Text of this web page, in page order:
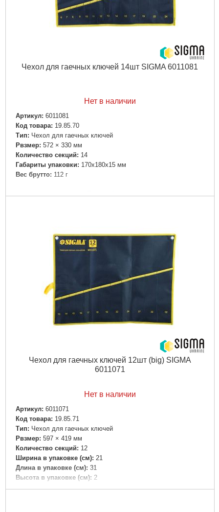
Чехол для гаечных ключей 14шт SIGMA 6011081
Нет в наличии
Артикул: 6011081
Код товара: 19.85.70
Tип: Чехол для гаечных ключей
Рвзмер: 572 × 330 мм
Количество секций: 14
Габариты упаковки: 170x180x15 мм
Вес брутто: 112 г
Подробнее...
Чехол для гаечных ключей 12шт (big) SIGMA
6011071
Нет в наличии
Артикул: 6011071
Код товара: 19.85.71
Tип: Чехол для гаечных ключей
Рвзмер: 597 × 419 мм
Количество секций: 12
Ширина в упаковке (см): 21
Длина в упаковке (см): 31
Высота в упаковке (см): 2
Габариты упаковки: 300x130x40 мм